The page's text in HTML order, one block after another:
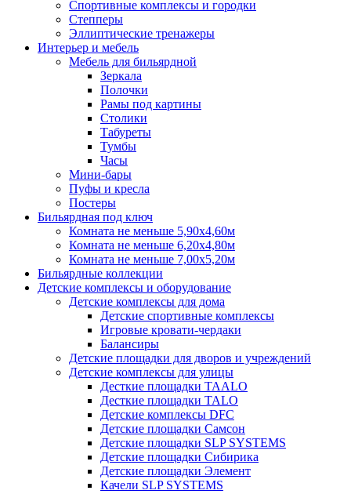
Спортивные комплексы и городки
Степперы
Эллиптические тренажеры
Интерьер и мебель
Мебель для бильярдной
Зеркала
Полочки
Рамы под картины
Столики
Табуреты
Тумбы
Часы
Мини-бары
Пуфы и кресла
Постеры
Бильярдная под ключ
Комната не меньше 5,90х4,60м
Комната не меньше 6,20х4,80м
Комната не меньше 7,00х5,20м
Бильярдные коллекции
Детские комплексы и оборудование
Детские комплексы для дома
Детские спортивные комплексы
Игровые кровати-чердаки
Балансиры
Детские площадки для дворов и учреждений
Детские комплексы для улицы
Десткие площадки TAALO
Десткие площадки TALO
Детские комплексы DFC
Детские площадки Самсон
Детские площадки SLP SYSTEMS
Детские площадки Сибирика
Детские площадки Элемент
Качели SLP SYSTEMS